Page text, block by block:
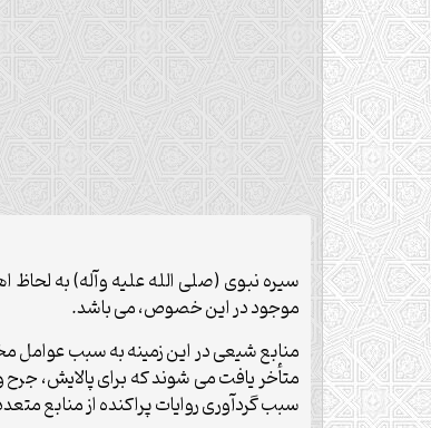
سيره نبوى (صلى الله عليه وآله) به
موجود در اين خصوص، مى باشد.
منابع شيعى در اين زمينه به سبب عوامل
متأخر يافت مى شوند كه براى پالايش، جرح
سبب گردآورى روايات پراكنده از منابع